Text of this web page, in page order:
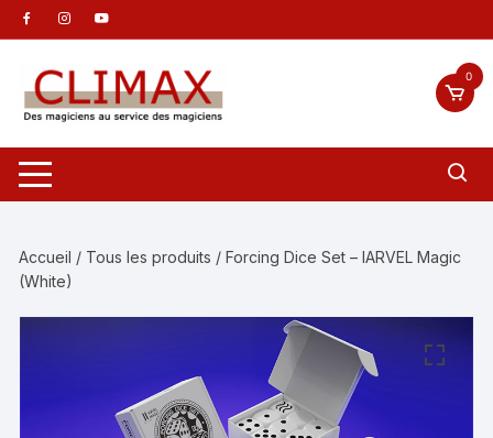
Aller
au
contenu
0
Accueil / Tous les produits / Forcing Dice Set – IARVEL Magic
(White)